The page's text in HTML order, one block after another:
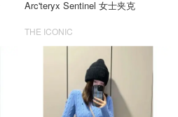
Arc'teryx Sentinel 女士夹克
THE ICONIC